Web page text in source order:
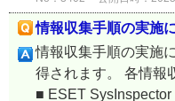
情報収集手順の実施
情報収集手順の実施
得されます。 各情報
■ ESET